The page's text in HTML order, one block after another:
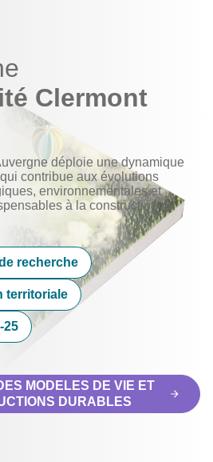
Clermont
déploie une dynamique
contribue aux évolutions
environnementales et
à la construction du
recherche
territoriale
25
MODELES DE VIE ET
DURABLES